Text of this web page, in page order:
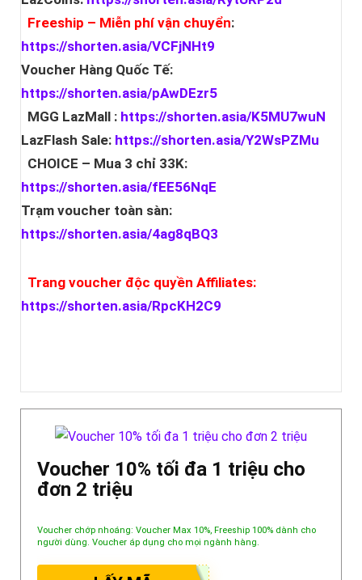
Freeship – Miễn phí vận chuyển:
https://shorten.asia/VCFjNHt9
Voucher Hàng Quốc Tế:
https://shorten.asia/pAwDEzr5
MGG LazMall : https://shorten.asia/K5MU7wuN
LazFlash Sale: https://shorten.asia/Y2WsPZMu
CHOICE – Mua 3 chỉ 33K:
https://shorten.asia/fEE56NqE
Trạm voucher toàn sàn:
https://shorten.asia/4ag8qBQ3
Trang voucher độc quyền Affiliates:
https://shorten.asia/RpcKH2C9
Voucher 10% tối đa 1 triệu cho
đơn 2 triệu
Voucher chớp nhoáng: Voucher Max 10%, Freeship 100% dành cho
người dùng. Voucher áp dụng cho mọi ngành hàng.